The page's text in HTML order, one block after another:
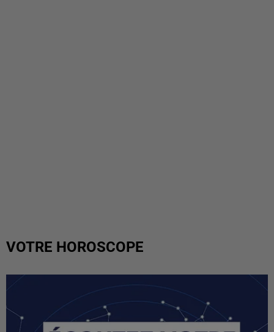
VOTRE HOROSCOPE